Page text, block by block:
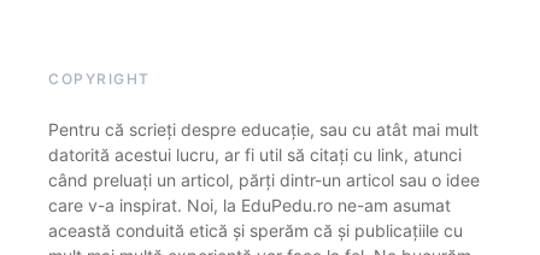
COPYRIGHT
Pentru că scrieți despre educație, sau cu atât mai mult
datorită acestui lucru, ar fi util să citați cu link, atunci
când preluați un articol, părți dintr-un articol sau o idee
care v-a inspirat. Noi, la EduPedu.ro ne-am asumat
această conduită etică și sperăm că și publicațiile cu